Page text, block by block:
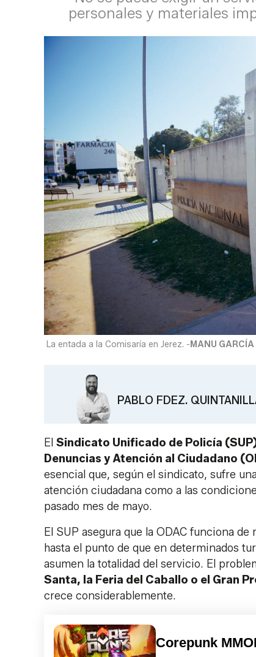
personales y materiales
La entada a la Comisaría en Jerez. - MANU GARCÍA
PABLO FDEZ.
El Sindicato Unificado de Policía
Denuncias y Atención al Ciudadano
esencial que, según el sindicato, sufre
atención ciudadana como a las
pasado mes de mayo.
El SUP asegura que la ODAC funciona
hasta el punto de que en determinados
asumen la totalidad del servicio. El
Santa, la Feria del Caballo o el Gran
crece considerablemente.
Corepunk